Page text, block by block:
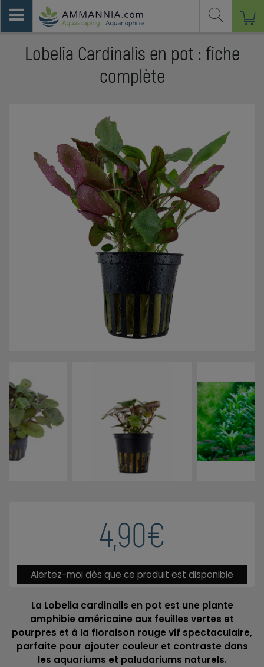
4,90€
Alertez-moi dès que ce produit est disponible
La Lobelia cardinalis en pot est une plante
amphibie américaine aux feuilles vertes et
pourpres et à la floraison rouge vif spectaculaire,
parfaite pour ajouter couleur et contraste dans
les aquariums et paludariums naturels.
Lobelia Cardinalis en pot : fiche
complète